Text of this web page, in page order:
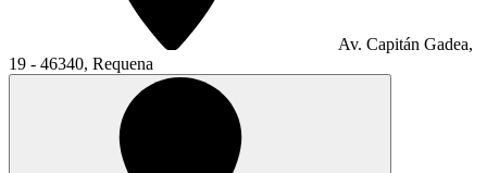
Av. Capitán Gadea,
19 - 46340, Requena